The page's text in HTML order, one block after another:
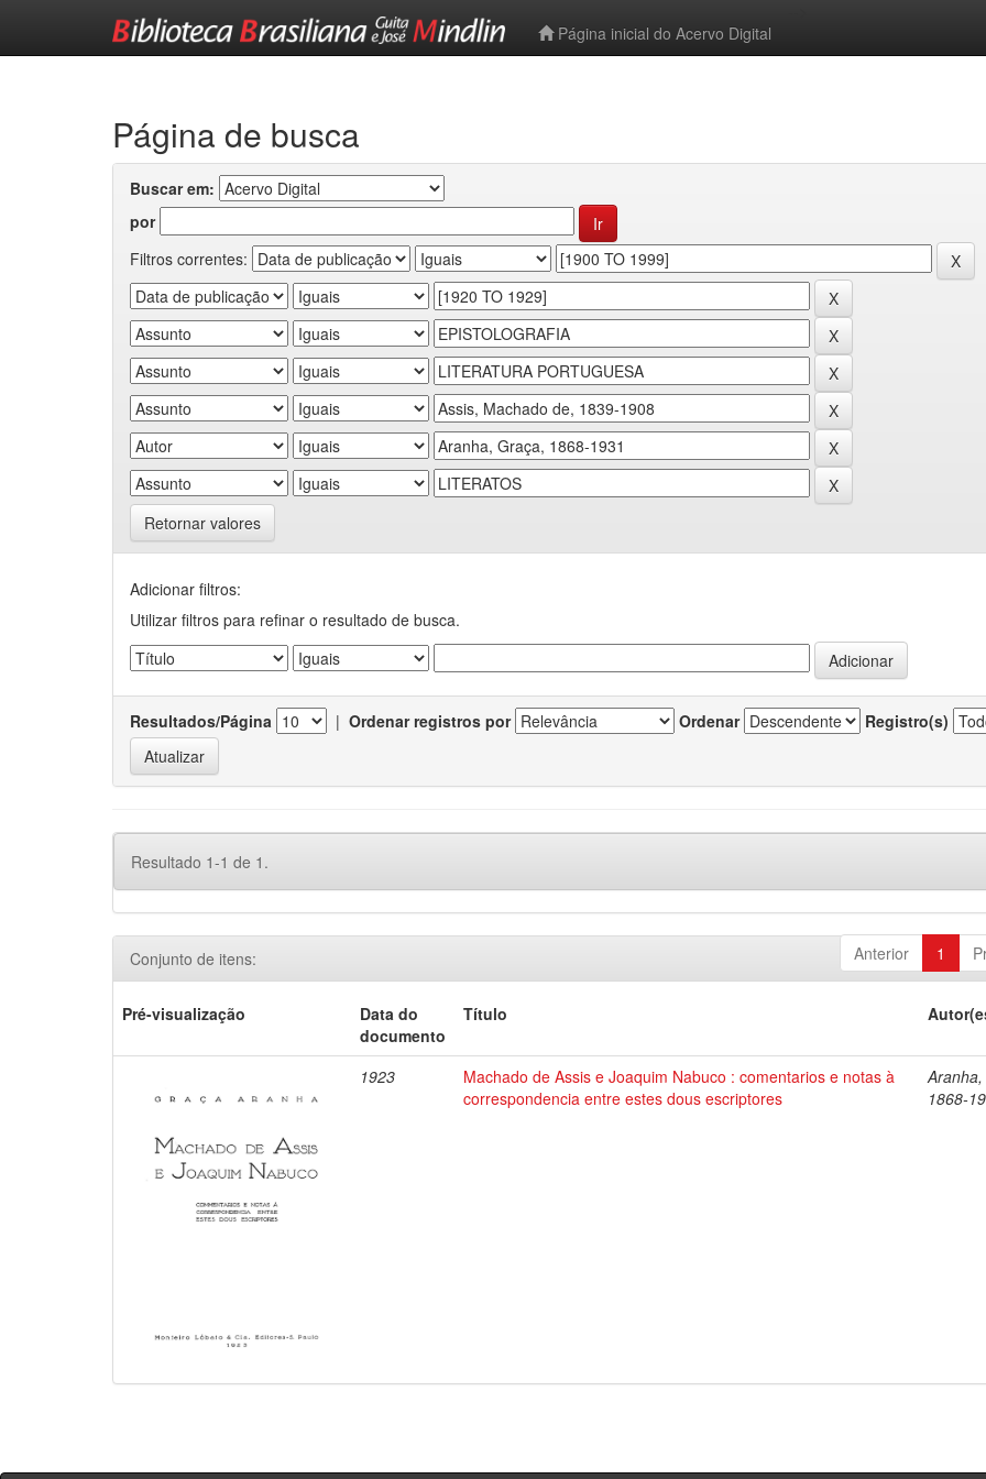
Página inicial do Acervo Digital
Página de busca
Buscar em:
por
Filtros correntes:
Retornar valores
Adicionar filtros:
Utilizar filtros para refinar o resultado de busca.
Resultados/Página | Ordenar registros por Ordenar Registro(s)
Resultado 1-1 de 1.
Anterior 1
Conjunto de itens:
Pré-visualização
Data do
documento
Título
1923
Machado de Assis e Joaquim Nabuco : comentarios e notas à
correspondencia entre estes dous escriptores
1868-